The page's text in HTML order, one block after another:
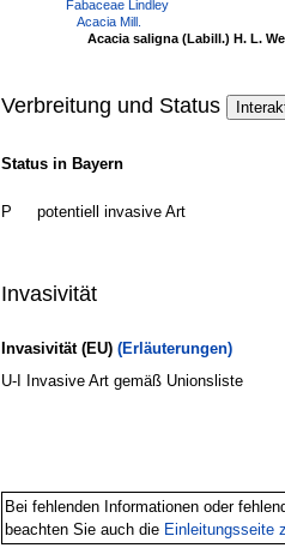
Fabaceae Lindley
Acacia Mill.
Acacia saligna (Labill.) H. L.
Verbreitung und Status
Status in Bayern
P potentiell invasive Art
Invasivität
Invasivität (EU) (Erläuterungen)
U-I Invasive Art gemäß Unionsliste
Bei fehlenden Informationen oder
beachten Sie auch die Einleitungsseite